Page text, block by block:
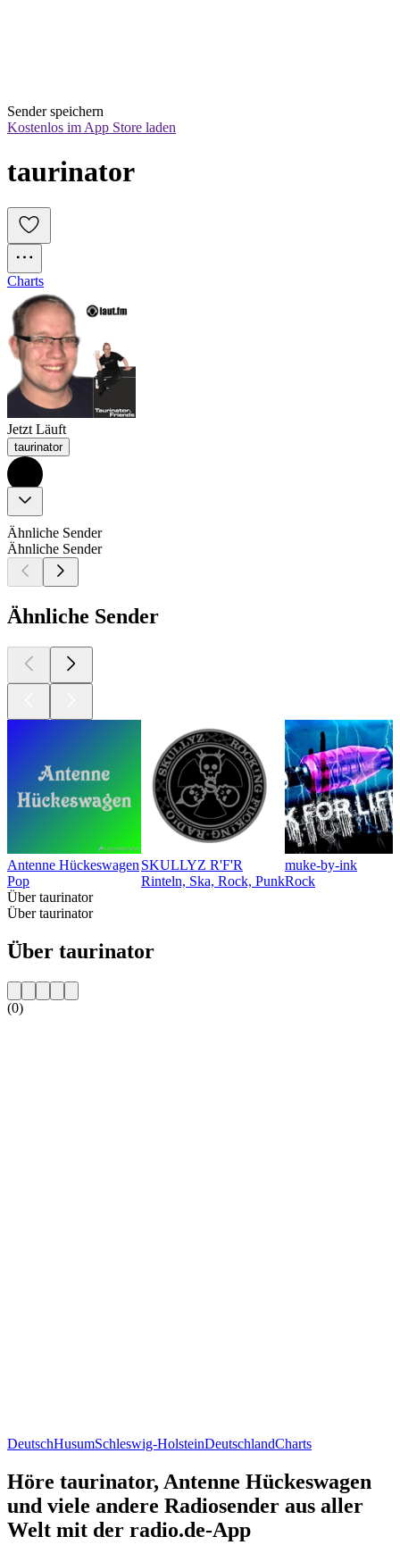
Sender speichern
Kostenlos im App Store laden
taurinator
Charts
Jetzt Läuft
taurinator
Ähnliche Sender
Ähnliche Sender
Ähnliche Sender
Antenne Hückeswagen
Pop
SKULLYZ R'F'R
Rinteln, Ska, Rock, Punk
muke-by-ink
Rock
Über taurinator
Über taurinator
Über taurinator
(0)
DeutschHusumSchleswig-HolsteinDeutschlandCharts
Höre taurinator, Antenne Hückeswagen
und viele andere Radiosender aus aller
Welt mit der radio.de-App